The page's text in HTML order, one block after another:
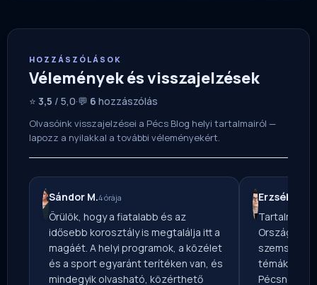
HOZZÁSZÓLÁSOK
Vélemények és visszajelzések
⭐ 3,5 / 5,0·💬 6 hozzászólás
Olvasóink visszajelzései a Pécs Blog helyi tartalmairól —
lapozz a nyilakkal a további véleményekért.
Sándor M.4 órája
Örülök, hogy a fiatalabb és az
idősebb korosztály is megtalálja itt a
magáét. A helyi programok, a közélet
és a sport egyaránt terítéken van, és
mindegyik olvasható, közérthető
Erzsébet B.
Tartalmas
Országos
témákat —
Pécsnek ír,